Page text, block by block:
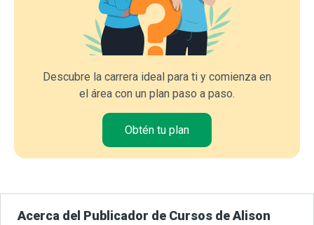
Descubre la carrera ideal para ti y comienza en
el área con un plan paso a paso.
Obtén tu plan
Acerca del Publicador de Cursos de Alison